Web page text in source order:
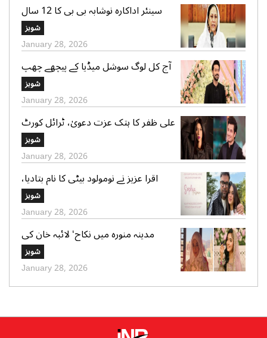
سینئر اداکارہ نوشابہ بی بی کا 12 سال
کی عمر میں شادی ہونے کا اعتراف
شوبز
January 28, 2026
آج کل لوگ سوشل میڈیا کے پیچھے چھپ
کر ایک دوسرے پر کیچڑ اچھالتے ہیں‘ علی
عباس
شوبز
January 28, 2026
علی ظفر کا ہتک عزت دعویٰ، ٹرائل کورٹ
شوبز
January 28, 2026
اقرا عزیز نے نومولود بیٹی کا نام بتادیا،
مداحوں کی مبارکباد
شوبز
January 28, 2026
مدینہ منورہ میں نکاح‘ لائبہ خان کی
دعائے خیر کی تصاویر بھی وائرل
شوبز
January 28, 2026